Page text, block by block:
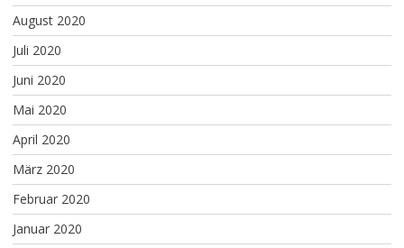
August 2020
Juli 2020
Juni 2020
Mai 2020
April 2020
März 2020
Februar 2020
Januar 2020